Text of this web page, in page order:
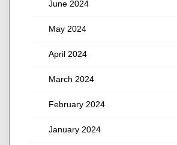
June 2024
May 2024
April 2024
March 2024
February 2024
January 2024